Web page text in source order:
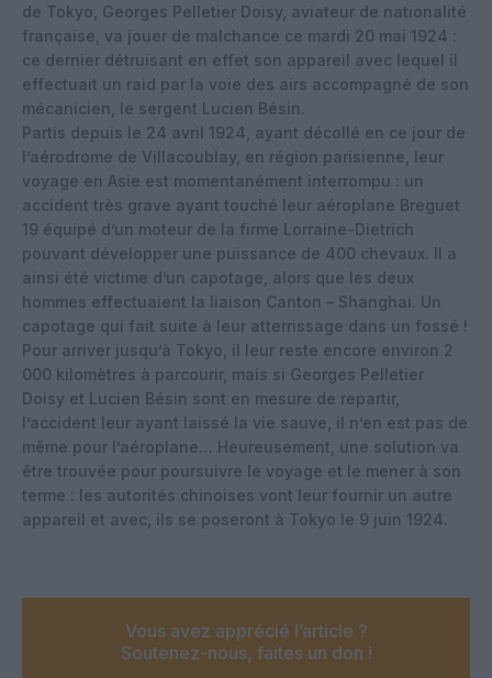
de Tokyo, Georges Pelletier Doisy, aviateur de nationalité
française, va jouer de malchance ce mardi 20 mai 1924 :
ce dernier détruisant en effet son appareil avec lequel il
effectuait un raid par la voie des airs accompagné de son
mécanicien, le sergent Lucien Bésin.
Partis depuis le 24 avril 1924, ayant décollé en ce jour de
l’aérodrome de Villacoublay, en région parisienne, leur
voyage en Asie est momentanément interrompu : un
accident très grave ayant touché leur aéroplane Breguet
19 équipé d’un moteur de la firme Lorraine-Dietrich
pouvant développer une puissance de 400 chevaux. Il a
ainsi été victime d’un capotage, alors que les deux
hommes effectuaient la liaison Canton – Shanghai. Un
capotage qui fait suite à leur atterrissage dans un fossé !
Pour arriver jusqu’à Tokyo, il leur reste encore environ 2
000 kilomètres à parcourir, mais si Georges Pelletier
Doisy et Lucien Bésin sont en mesure de repartir,
l’accident leur ayant laissé la vie sauve, il n’en est pas de
même pour l’aéroplane… Heureusement, une solution va
être trouvée pour poursuivre le voyage et le mener à son
terme : les autorités chinoises vont leur fournir un autre
appareil et avec, ils se poseront à Tokyo le 9 juin 1924.
Vous avez apprécié l’article ?
Soutenez-nous, faites un don !